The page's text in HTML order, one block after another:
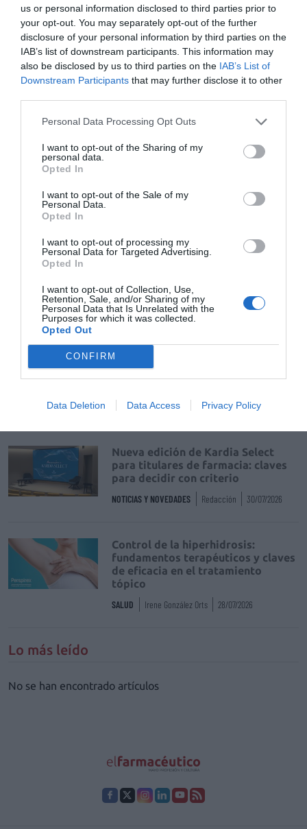
us or personal information disclosed to third parties prior to
your opt-out. You may separately opt-out of the further
disclosure of your personal information by third parties on the
IAB’s list of downstream participants. This information may
also be disclosed by us to third parties on the IAB’s List of
Downstream Participants that may further disclose it to other
Personal Data Processing Opt Outs
I want to opt-out of the Sharing of my
personal data.
Opted In
I want to opt-out of the Sale of my
Personal Data.
Opted In
I want to opt-out of processing my
Personal Data for Targeted Advertising.
Opted In
I want to opt-out of Collection, Use,
Retention, Sale, and/or Sharing of my
Personal Data that Is Unrelated with the
Purposes for which it was collected.
Opted Out
CONFIRM
Data Deletion Data Access Privacy Policy
Tags
Destacados
de uso humano: seguridad y
24 Congreso Nacional
Farmacéutico de Oviedo
NOTICIAS Y NOVEDADES
La farmacia, un apoyo esencial en
el cuidado infantil
NOTICIAS Y NOVEDADES Redacción 30/07/2026
Nueva edición de Kardia Select
para titulares de farmacia: claves
para decidir con criterio
NOTICIAS Y NOVEDADES Redacción 30/07/2026
Control de la hiperhidrosis:
fundamentos terapéuticos y claves
de eficacia en el tratamiento
tópico
SALUD Irene González Orts 28/07/2026
Lo más leído
No se han encontrado artículos